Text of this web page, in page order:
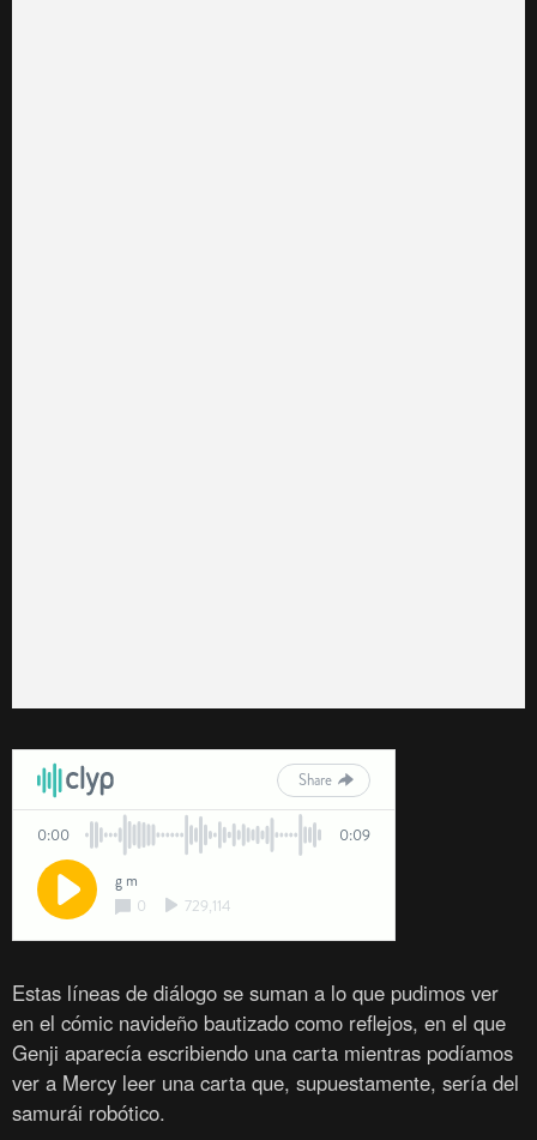
Estas líneas de diálogo se suman a lo que pudimos ver
en el cómic navideño bautizado como reflejos, en el que
Genji aparecía escribiendo una carta mientras podíamos
ver a Mercy leer una carta que, supuestamente, sería del
samurái robótico.